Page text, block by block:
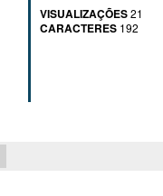
VISUALIZAÇÕES21
CARACTERES 192